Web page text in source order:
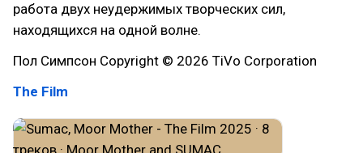
работа двух неудержимых творческих сил,
находящихся на одной волне.
Пол Симпсон Copyright © 2026 TiVo Corporation
The Film